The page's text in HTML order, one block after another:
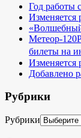
Год работы
Изменяется
Метеор-
билеты на
Изменяется
Добавлено
Рубрики
Рубрики